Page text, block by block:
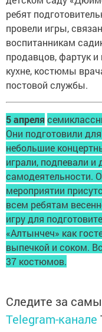
ребят
провели игры,
воспитанникам
продавцов, фартук
кухне, костюмы
постовой службы.
5 апреля
Они подготовили
небольшие
играли, подпевали
самодеятельности.
мероприятии
всем ребятам
игру для
«Алтынчеч» как
выпечкой и соком.
37 костюмов.
Следите за
Telegram-канале